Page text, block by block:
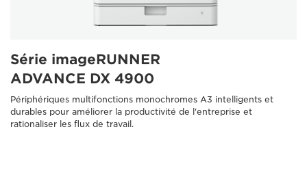
Série imageRUNNER
ADVANCE DX 4900
Périphériques multifonctions monochromes A3 intelligents et
durables pour améliorer la productivité de l'entreprise et
rationaliser les flux de travail.